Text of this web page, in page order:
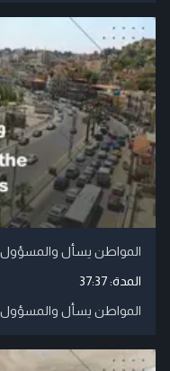
المواطن يسأل
المدة:37:37
المواطن يسأل